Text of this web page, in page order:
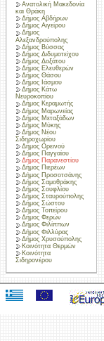
Ανατολική Μακεδονία
και Θράκη
Δήμος Αβδήρων
Δήμος Αιγείρου
Δήμος
Αλεξανδρούπολης
Δήμος Βύσσας
Δήμος Διδυμοτείχου
Δήμος Δοξάτου
Δήμος Ελευθερών
Δήμος Θάσου
Δήμος Ιάσμου
Δήμος Κάτω
Νευροκοπίου
Δήμος Κεραμωτής
Δήμος Μαρωνείας
Δήμος Μεταξάδων
Δήμος Μύκης
Δήμος Νέου
Σιδηροχωρίου
Δήμος Ορεινού
Δήμος Παγγαίου
Δήμος Παρανεστίου
Δήμος Πιερέων
Δήμος Προσοτσάνης
Δήμος Σαμοθράκης
Δήμος Σουφλίου
Δήμος Σταυρούπολης
Δήμος Σώστου
Δήμος Τοπείρου
Δήμος Φερών
Δήμος Φιλίππων
Δήμος Φιλλύρας
Δήμος Χρυσούπολης
Κοινότητα Θερμών
Κοινότητα
Σιδηρονέρου